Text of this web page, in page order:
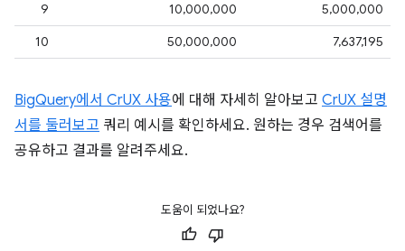
9
10,000,000
5,000,000
10
50,000,000 7,637,195
BigQuery에서 CrUX 사용에 대해 자세히 알아보고 CrUX 설명
서를 둘러보고 쿼리 예시를 확인하세요. 원하는 경우 검색어를
공유하고 결과를 알려주세요.
도움이 되었나요?